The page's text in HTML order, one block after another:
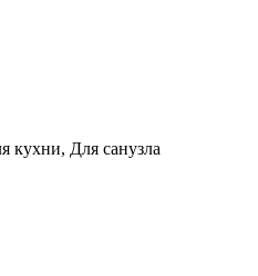
кухни, Для санузла